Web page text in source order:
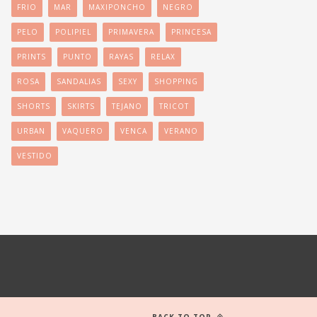
FRIO MAR MAXIPONCHO NEGRO
PELO POLIPIEL PRIMAVERA PRINCESA
PRINTS PUNTO RAYAS RELAX
ROSA SANDALIAS SEXY SHOPPING
SHORTS SKIRTS TEJANO TRICOT
URBAN VAQUERO VENCA VERANO
VESTIDO